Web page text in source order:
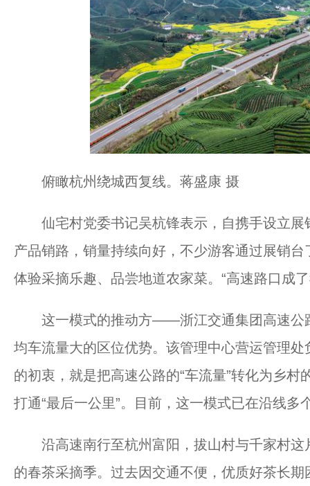
俯瞰杭州绕城西复线。蒋盛康 摄
仙宅村党委书记吴杭锋表示，自携手设立展
产品销路，销量持续向好，不少游客通过展销
体验采摘乐趣、品尝地道农家菜。“高速路口成
这一模式的推动方——浙江交通集团高速公
均车流量大的区位优势。该管理中心营运管理
的初衷，就是把高速公路的“车流量”转化为乡村
打通“最后一公里”。目前，这一模式已在沿线多
沿高速南行至杭州富阳，拔山村与千家村这
的春茶采摘季。过去因交通不便，优质好茶长